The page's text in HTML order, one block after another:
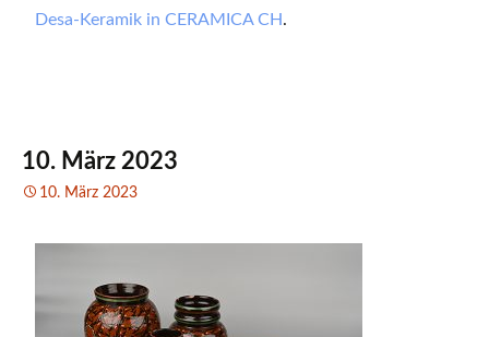
Desa-Keramik in CERAMICA CH.
10. März 2023
10. März 2023